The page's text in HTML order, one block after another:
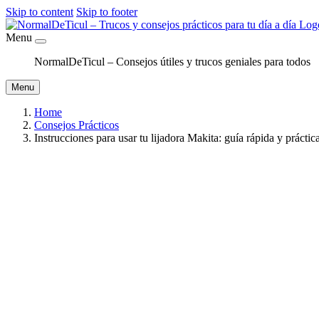
Skip to content Skip to footer
Menu
NormalDeTicul – Consejos útiles y trucos geniales para todos
Menu
Home
Consejos Prácticos
Instrucciones para usar tu lijadora Makita: guía rápida y